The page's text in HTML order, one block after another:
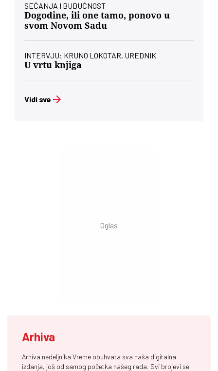
SEĆANJA I BUDUĆNOST
Dogodine, ili one tamo, ponovo u
svom Novom Sadu
INTERVJU: KRUNO LOKOTAR, UREDNIK
U vrtu knjiga
Vidi sve
Arhiva
Arhiva nedeljnika Vreme obuhvata sva naša digitalna
izdanja, još od samog početka našeg rada. Svi brojevi se